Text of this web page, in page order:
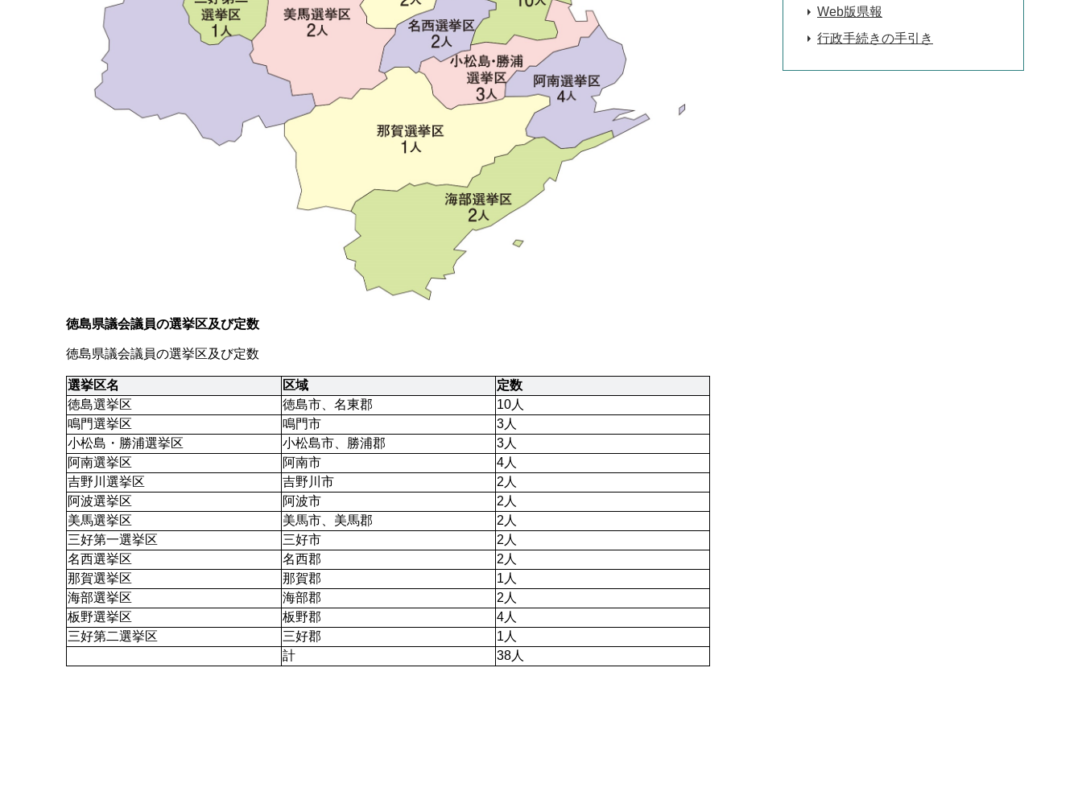
徳島県議会議員の選挙区及び定数
徳島県議会議員の選挙区及び定数
選挙区名 区域
定数
徳島選挙区
徳島市、名東郡
10人
鳴門選挙区
鳴門市
3人
小松島・勝浦選挙区
小松島市、勝浦郡
3人
阿南選挙区
阿南市
4人
吉野川選挙区
吉野川市
2人
阿波選挙区
阿波市
2人
美馬選挙区
美馬市、美馬郡
2人
三好第一選挙区
三好市
2人
名西選挙区
名西郡
2人
那賀選挙区
那賀郡
1人
海部選挙区
海部郡
2人
板野選挙区
板野郡
4人
三好第二選挙区
三好郡
1人
計
38人
Web版県報
行政手続きの手引き